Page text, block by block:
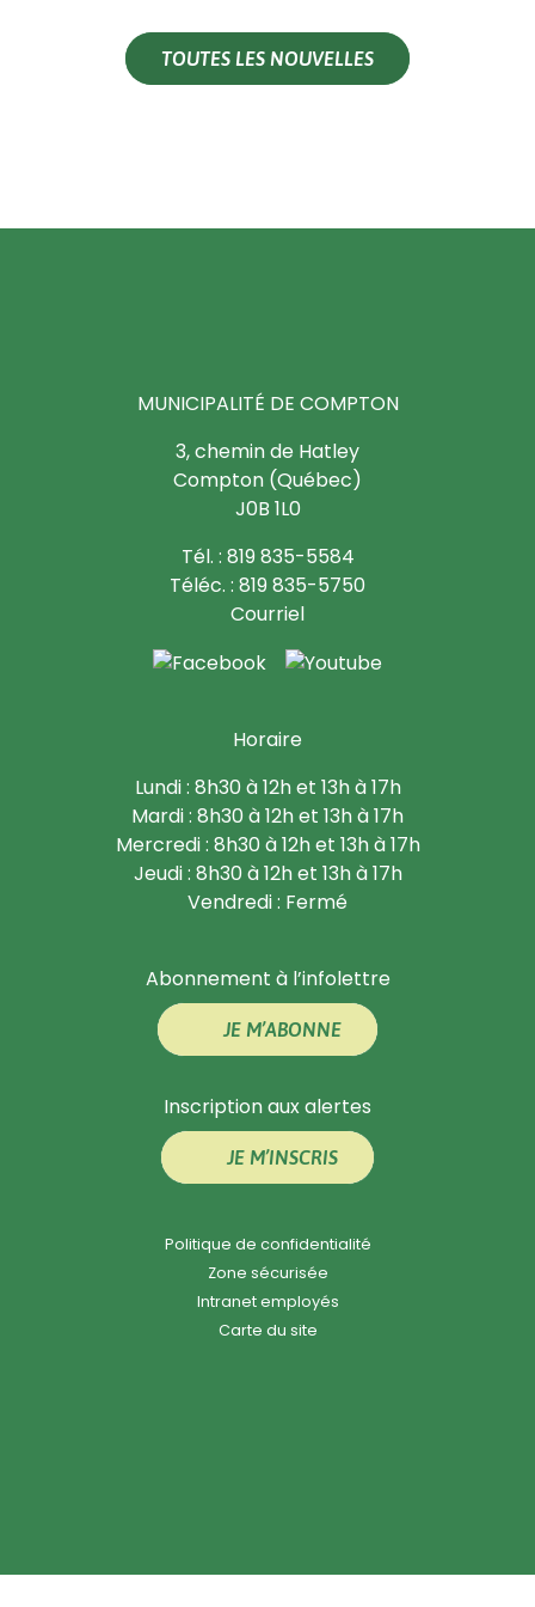
TOUTES LES NOUVELLES
MUNICIPALITÉ DE COMPTON
3, chemin de Hatley
Compton (Québec)
J0B 1L0
Tél. : 819 835-5584
Téléc. : 819 835-5750
Courriel
Horaire
Lundi : 8h30 à 12h et 13h à 17h
Mardi : 8h30 à 12h et 13h à 17h
Mercredi : 8h30 à 12h et 13h à 17h
Jeudi : 8h30 à 12h et 13h à 17h
Vendredi : Fermé
Abonnement à l’infolettre
JE M’ABONNE
Inscription aux alertes
JE M’INSCRIS
Politique de confidentialité
Zone sécurisée
Intranet employés
Carte du site